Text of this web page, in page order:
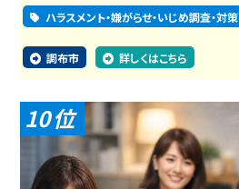
ハラスメント・嫌がらせ・いじめ調査・対策
調布市 詳しくはこちら
10